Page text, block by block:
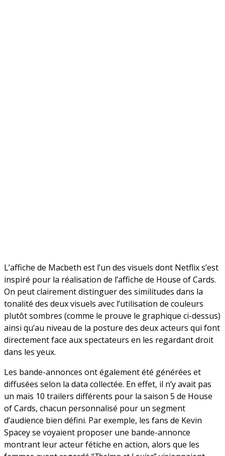
L’affiche de Macbeth est l’un des visuels dont Netflix s’est
inspiré pour la réalisation de l’affiche de House of Cards.
On peut clairement distinguer des similitudes dans la
tonalité des deux visuels avec l’utilisation de couleurs
plutôt sombres (comme le prouve le graphique ci-dessus)
ainsi qu’au niveau de la posture des deux acteurs qui font
directement face aux spectateurs en les regardant droit
dans les yeux.
Les bande-annonces ont également été générées et
diffusées selon la data collectée. En effet, il n’y avait pas
un mais 10 trailers différents pour la saison 5 de House
of Cards, chacun personnalisé pour un segment
d’audience bien défini. Par exemple, les fans de Kevin
Spacey se voyaient proposer une bande-annonce
montrant leur acteur fétiche en action, alors que les